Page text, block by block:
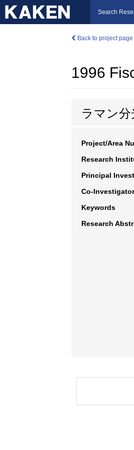
Search
Back to project page
1996
ラマン
Project/Area
Research
Principal
Co-
Keywords
Research